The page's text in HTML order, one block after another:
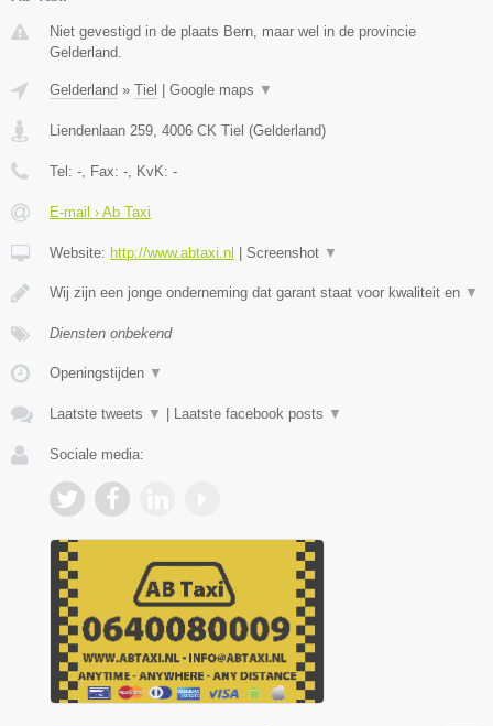
Niet gevestigd in de plaats Bern, maar wel in de provincie
Gelderland.
Gelderland » Tiel Google maps ▼
Liendenlaan 259, 4006 CK Tiel (Gelderland)
Tel: -, Fax: -, KvK: -
E-mail › Ab Taxi
Website: http://www.abtaxi.nl Screenshot ▼
Wij zijn een jonge onderneming dat garant staat voor kwaliteit en ▼
Diensten onbekend
Openingstijden ▼
Laatste tweets ▼ Laatste facebook posts ▼
Sociale media: